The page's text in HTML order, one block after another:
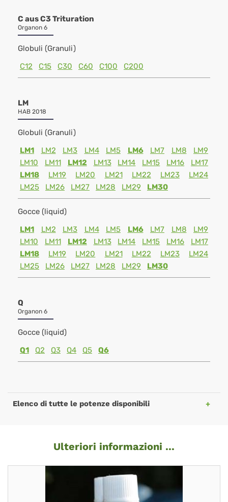
C aus C3 Trituration
Organon 6
Globuli (Granuli)
C12
C15 C30 C60 C100 C200
LM
HAB 2018
Globuli (Granuli)
LM1
LM2 LM3 LM4 LM5 LM6 LM7 LM8
LM9
LM10
LM11 LM12 LM13 LM14 LM15 LM16
LM17
LM18
LM19 LM20 LM21 LM22 LM23
LM24
LM25
LM26 LM27 LM28 LM29 LM30
Gocce (liquid)
LM1
LM2 LM3 LM4 LM5 LM6 LM7 LM8
LM9
LM10
LM11 LM12 LM13 LM14 LM15 LM16
LM17
LM18
LM19 LM20 LM21 LM22 LM23
LM24
LM25
LM26 LM27 LM28 LM29 LM30
Q
Organon 6
Gocce (liquid)
Q1
Q2 Q3 Q4 Q5 Q6
Elenco di tutte le potenze disponibili
Ulteriori informazioni ...